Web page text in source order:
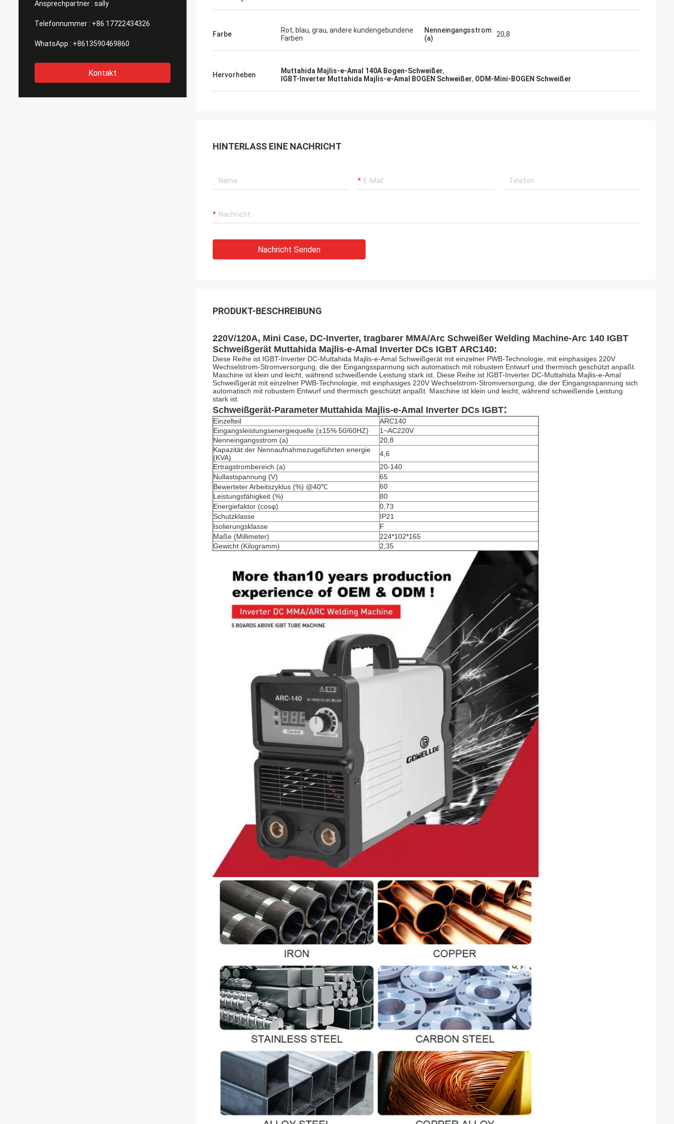
Ansprechpartner : sally
Telefonnummer : +86 17722434326
WhatsApp : +8613590469860
Kontakt
Farbe
Rot, blau, grau, andere kundengebundene
Farben
Nenneingangsstrom
(a)
20,8
Hervorheben Muttahida Majlis-e-Amal 140A Bogen-Schweißer,
IGBT-Inverter Muttahida Majlis-e-Amal BOGEN Schweißer, ODM-Mini-BOGEN Schweißer
HINTERLASS EINE NACHRICHT
Nachricht Senden
PRODUKT-BESCHREIBUNG
220V/120A, Mini Case, DC-Inverter, tragbarer MMA/Arc Schweißer Welding Machine-Arc 140 IGBT
Schweißgerät Muttahida Majlis-e-Amal Inverter DCs IGBT ARC140:
Diese Reihe ist IGBT-Inverter DC-Muttahida Majlis-e-Amal Schweißgerät mit einzelner PWB-Technologie, mit einphasiges 220V
Wechselstrom-Stromversorgung, die der Eingangsspannung sich automatisch mit robustem Entwurf und thermisch geschützt anpaßt.
Maschine ist klein und leicht, während schweißende Leistung stark ist. Diese Reihe ist IGBT-Inverter DC-Muttahida Majlis-e-Amal
Schweißgerät mit einzelner PWB-Technologie, mit einphasiges 220V Wechselstrom-Stromversorgung, die der Eingangsspannung sich
automatisch mit robustem Entwurf und thermisch geschützt anpaßt. Maschine ist klein und leicht, während schweißende Leistung
stark ist.
Schweißgerät-Parameter Muttahida Majlis-e-Amal Inverter DCs IGBT:
Einzelteil
ARC140
Eingangsleistungsenergiequelle (±15% 50/60HZ)
1~AC220V
Nenneingangsstrom (a)
20,8
Kapazität der Nennaufnahmezugeführten energie
(KVA)
4,6
Ertragstrombereich (a)
20-140
Nullastspannung (V)
65
Bewerteter Arbeitszyklus (%) @40℃
60
Leistungsfähigkeit (%)
80
Energiefaktor (cosφ)
0,73
Schutzklasse
IP21
Isolierungsklasse
F
Maße (Millimeter)
224*102*165
Gewicht (Kilogramm)
2,35